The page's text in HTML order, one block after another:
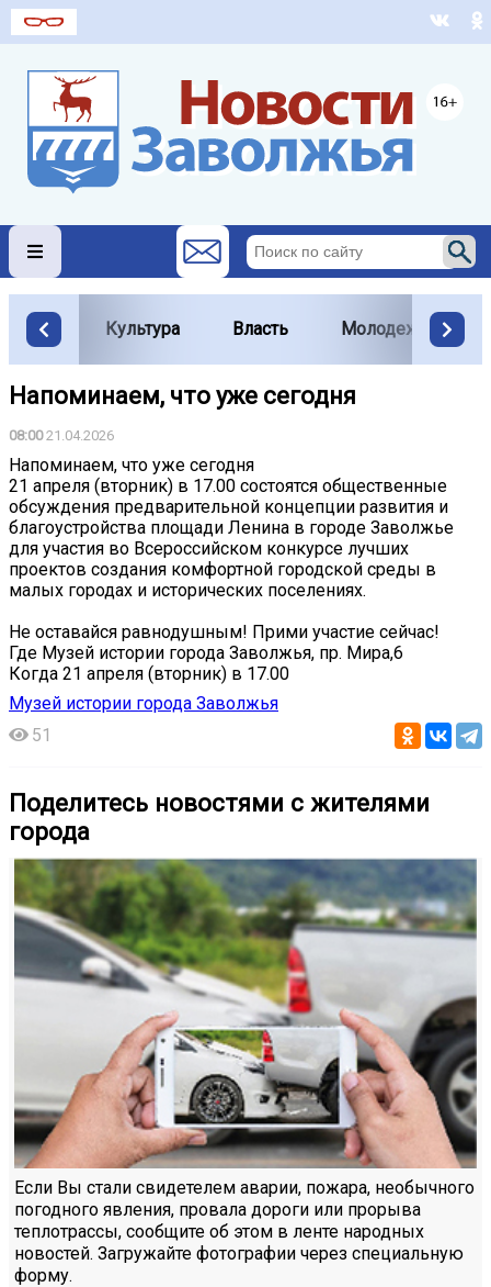
Культура Власть Молодежь
Напоминаем, что уже сегодня
08:0021.04.2026
Напоминаем, что уже сегодня
21 апреля (вторник) в 17.00 состоятся общественные
обсуждения предварительной концепции развития и
благоустройства площади Ленина в городе Заволжье
для участия во Всероссийском конкурсе лучших
проектов создания комфортной городской среды в
малых городах и исторических поселениях.
Не оставайся равнодушным! Прими участие сейчас!
Где Музей истории города Заволжья, пр. Мира,6
Когда 21 апреля (вторник) в 17.00
Музей истории города Заволжья
51
Поделитесь новостями с жителями
города
Если Вы стали свидетелем аварии, пожара, необычного
погодного явления, провала дороги или прорыва
теплотрассы, сообщите об этом в ленте народных
новостей. Загружайте фотографии через специальную
форму.